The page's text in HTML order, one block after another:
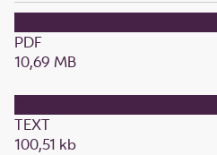
PDF
10,69 MB
TEXT
100,51 kb